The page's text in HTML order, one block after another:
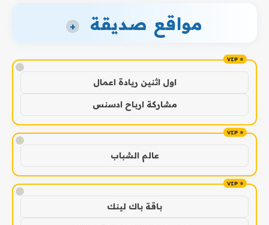
مواقع صديقة +
!
اول اثنين ريادة اعمال
مشاركة ارباح ادسنس
!
عالم الشباب
!
باقة باك لينك